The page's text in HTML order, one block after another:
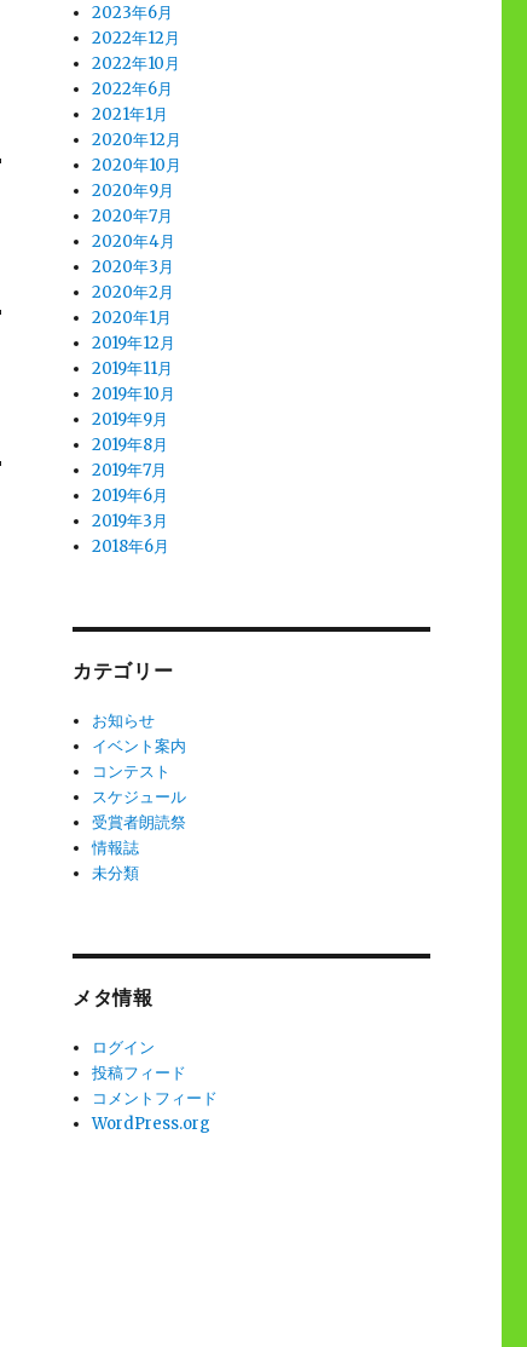
2023年6月
2022年12月
2022年10月
2022年6月
2021年1月
2020年12月
2020年10月
2020年9月
2020年7月
2020年4月
2020年3月
2020年2月
2020年1月
2019年12月
2019年11月
2019年10月
2019年9月
2019年8月
2019年7月
2019年6月
2019年3月
2018年6月
カテゴリー
お知らせ
イベント案内
コンテスト
スケジュール
受賞者朗読祭
情報誌
未分類
メタ情報
ログイン
投稿フィード
コメントフィード
WordPress.org